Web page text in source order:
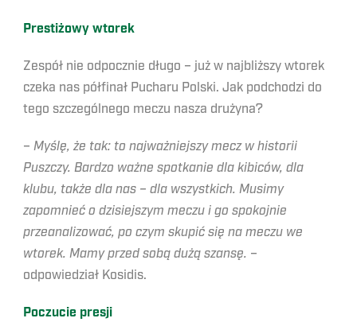
Prestiżowy wtorek
Zespół nie odpocznie długo – już w najbliższy wtorek
czeka nas półfinał Pucharu Polski. Jak podchodzi do
tego szczególnego meczu nasza drużyna?
– Myślę, że tak: to najważniejszy mecz w historii
Puszczy. Bardzo ważne spotkanie dla kibiców, dla
klubu, także dla nas – dla wszystkich. Musimy
zapomnieć o dzisiejszym meczu i go spokojnie
przeanalizować, po czym skupić się na meczu we
wtorek. Mamy przed sobą dużą szansę. –
odpowiedział Kosidis.
Poczucie presji